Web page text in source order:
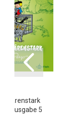
Bärenstark
5